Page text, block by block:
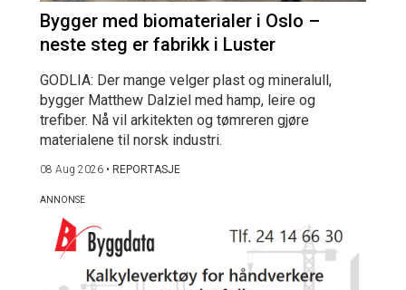
Bygger med biomaterialer i Oslo –
neste steg er fabrikk i Luster
GODLIA: Der mange velger plast og mineralull,
bygger Matthew Dalziel med hamp, leire og
trefiber. Nå vil arkitekten og tømreren gjøre
materialene til norsk industri.
08 Aug 2026 • REPORTASJE